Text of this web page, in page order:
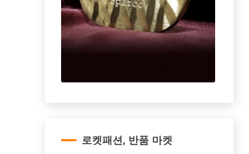
로켓패션, 반품 마켓